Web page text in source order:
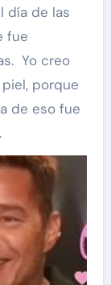
día de las
fue
Yo creo
porque
de eso fue